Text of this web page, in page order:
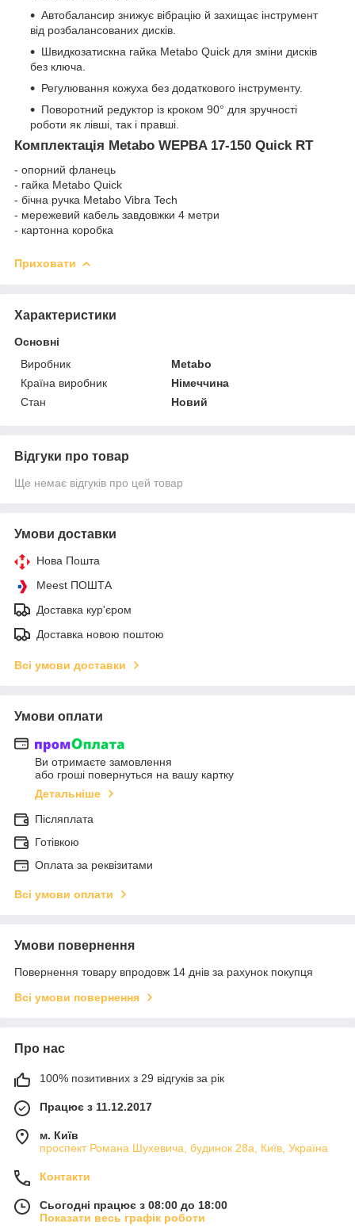
Автобалансир знижує вібрацію й захищає інструмент
від розбалансованих дисків.
Швидкозатискна гайка Metabo Quick для зміни дисків
без ключа.
Регулювання кожуха без додаткового інструменту.
Поворотний редуктор із кроком 90° для зручності
роботи як лівші, так і правші.
Комплектація Metabo WEPBA 17-150 Quick RT
- опорний фланець
- гайка Metabo Quick
- бічна ручка Metabo Vibra Tech
- мережевий кабель завдовжки 4 метри
- картонна коробка
Приховати
Характеристики
Основні
Виробник
Metabo
Країна виробник
Німеччина
Стан
Новий
Відгуки про товар
Ще немає відгуків про цей товар
Умови доставки
Нова Пошта
Meest ПОШТА
Доставка кур'єром
Доставка новою поштою
Всі умови доставки
Умови оплати
Ви отримаєте замовлення
або гроші повернуться на вашу картку
Детальніше
Післяплата
Готівкою
Оплата за реквізитами
Всі умови оплати
Умови повернення
Повернення товару впродовж 14 днів за рахунок покупця
Всі умови повернення
Про нас
100% позитивних з 29 відгуків за рік
Працює з 11.12.2017
м. Київ
проспект Романа Шухевича, будинок 28а, Київ, Україна
Контакти
Сьогодні працює з 08:00 до 18:00
Показати весь графік роботи